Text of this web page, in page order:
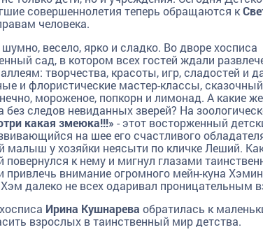
совершеннолетия теперь обращаются к
человека.
весело, ярко и сладко. Во дворе хосписа
сад, в котором всех гостей ждали
творчества, красоты, игр, сладостей и
и флористические мастер-классы,
мороженое, попкорн и лимонад. А какие же
следов невиданных зверей? На
какая змеюка!!!» - этот восторженный
на шее его счастливого
малыш у хозяйки неясыти по кличке Леший.
к нему и мигнул глазами
внимание огромного мейн-куна
далеко не всех одаривал проницательным
Ирина Кушнарева обратилась к
взрослых в таинственный мир детства.